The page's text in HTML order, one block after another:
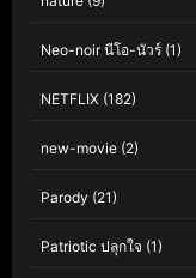
Neo-noir นีโอ-นัวร์ (1)
NETFLIX (182)
new-movie (2)
Parody (21)
Patriotic ปลุกใจ (1)